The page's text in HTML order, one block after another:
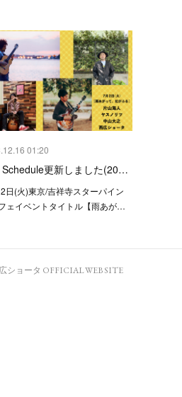
01:20
Schedule更新しました(20…
日(火)東京/吉祥寺スターパイン
ェイベントタイトル【雨あが…
ショータ OFFICIAL WEB SITE